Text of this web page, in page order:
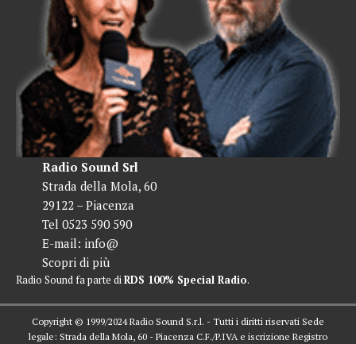
Radio Sound Srl
Strada della Mola, 60
29122 – Piacenza
Tel 0523 590 590
E-mail: info@
Scopri di più
Radio Sound fa parte diRDS 100% Special Radio.
Copyright © 1999/2024 Radio Sound S.r.l. - Tutti i diritti riservati Sede
legale: Strada della Mola, 60 - Piacenza C.F./P.IVA e iscrizione Registro